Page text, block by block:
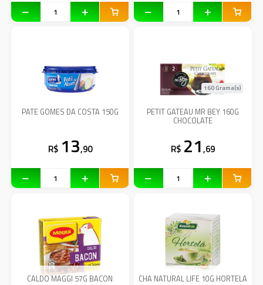
PATE GOMES DA COSTA 150G
R$ 13,90
PETIT GATEAU MR BEY 160G
CHOCOLATE
160 Grama(s)
R$ 21,69
CALDO MAGGI 57G BACON CHA NATURAL LIFE 10G HORTELA